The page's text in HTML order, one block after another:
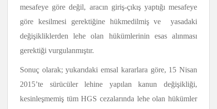
mesafeye göre değil, aracın giriş-çıkış yaptığı mesafeye
göre kesilmesi gerektiğine hükmedilmiş ve yasadaki
değişikliklerden lehe olan hükümlerinin esas alınması
gerektiği vurgulanmıştır.
Sonuç olarak; yukarıdaki emsal kararlara göre, 15 Nisan
2015’te sürücüler lehine yapılan kanun değişikliği,
kesinleşmemiş tüm HGS cezalarında lehe olan hükümler